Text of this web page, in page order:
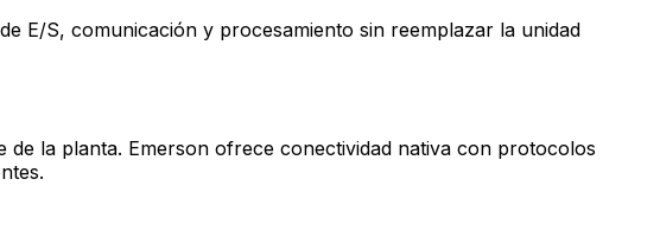
E/S, comunicación y procesamiento sin reemplazar la unidad
la planta. Emerson ofrece conectividad nativa con protocolos